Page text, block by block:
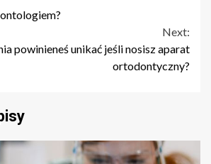
Next:
powinieneś unikać jeśli nosisz aparat
ortodontyczny?